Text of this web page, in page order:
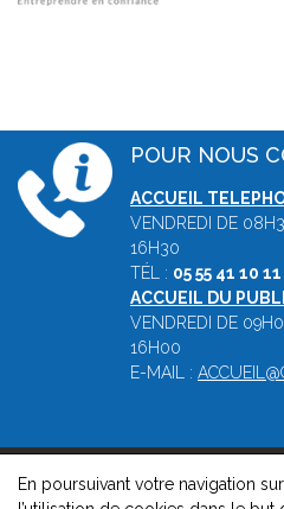
POUR NOUS
ACCUEIL
VENDREDI DE
16H30
TÉL : 05 55 41 10 11
ACCUEIL DU
VENDREDI DE
16H00
E-MAIL :
© 2026, Greffe du tribunal de
En poursuivant votre navigation